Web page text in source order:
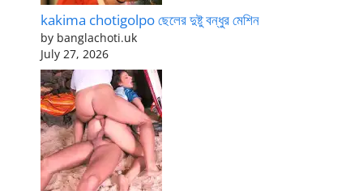
kakima chotigolpo ছেলের দুষ্টু বন্ধুর মেশিন
by banglachoti.uk
July 27, 2026